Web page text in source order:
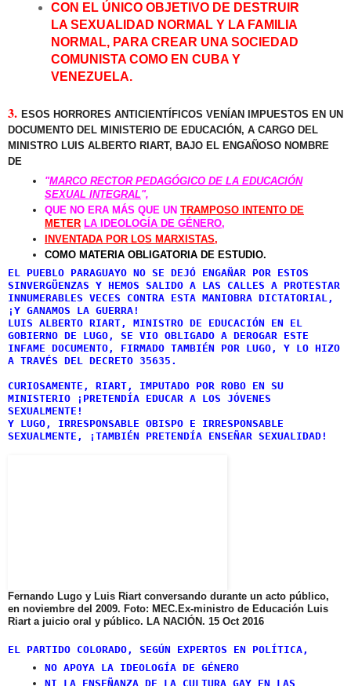
CON EL ÚNICO OBJETIVO DE DESTRUIR
LA SEXUALIDAD NORMAL Y LA FAMILIA
NORMAL, PARA CREAR UNA SOCIEDAD
COMUNISTA COMO EN CUBA Y
VENEZUELA.
3. ESOS HORRORES ANTICIENTÍFICOS VENÍAN IMPUESTOS EN UN
DOCUMENTO DEL MINISTERIO DE EDUCACIÓN, A CARGO DEL
MINISTRO LUIS ALBERTO RIART, BAJO EL ENGAÑOSO NOMBRE
DE
"MARCO RECTOR PEDAGÓGICO DE LA EDUCACIÓN
SEXUAL INTEGRAL",
QUE NO ERA MÁS QUE UN TRAMPOSO INTENTO DE
METER LA IDEOLOGÍA DE GÉNERO,
INVENTADA POR LOS MARXISTAS,
COMO MATERIA OBLIGATORIA DE ESTUDIO.
EL PUEBLO PARAGUAYO NO SE DEJÓ ENGAÑAR POR ESTOS
SINVERGÜENZAS Y HEMOS SALIDO A LAS CALLES A PROTESTAR
INNUMERABLES VECES CONTRA ESTA MANIOBRA DICTATORIAL,
¡Y GANAMOS LA GUERRA!
LUIS ALBERTO RIART, MINISTRO DE EDUCACIÓN EN EL
GOBIERNO DE LUGO, SE VIO OBLIGADO A DEROGAR ESTE
INFAME DOCUMENTO, FIRMADO TAMBIÉN POR LUGO, Y LO HIZO
A TRAVÉS DEL DECRETO 35635.
CURIOSAMENTE, RIART, IMPUTADO POR ROBO EN SU
MINISTERIO ¡PRETENDÍA EDUCAR A LOS JÓVENES
SEXUALMENTE!
Y LUGO, IRRESPONSABLE OBISPO E IRRESPONSABLE
SEXUALMENTE, ¡TAMBIÉN PRETENDÍA ENSEÑAR SEXUALIDAD!
Fernando Lugo y Luis Riart conversando durante un acto público,
en noviembre del 2009. Foto: MEC.Ex-ministro de Educación Luis
Riart a juicio oral y público. LA NACIÓN. 15 Oct 2016
EL PARTIDO COLORADO, SEGÚN EXPERTOS EN POLÍTICA,
NO APOYA LA IDEOLOGÍA DE GÉNERO
NI LA ENSEÑANZA DE LA CULTURA GAY EN LAS